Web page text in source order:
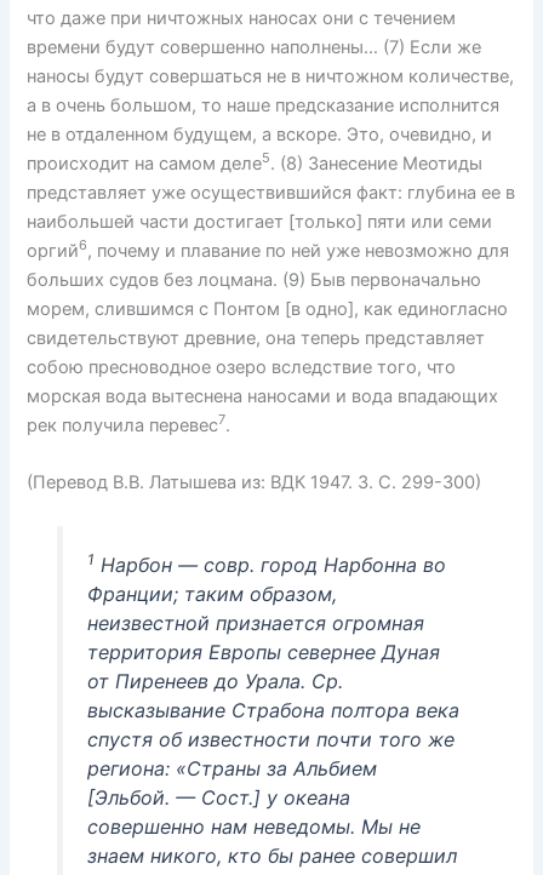
что даже при ничтожных наносах они с течением
времени будут совершенно наполнены… (7) Если же
наносы будут совершаться не в ничтожном количестве,
а в очень большом, то наше предсказание исполнится
не в отдаленном будущем, а вскоре. Это, очевидно, и
происходит на самом деле5. (8) Занесение Меотиды
представляет уже осуществившийся факт: глубина ее в
наибольшей части достигает [только] пяти или семи
оргий6, почему и плавание по ней уже невозможно для
больших судов без лоцмана. (9) Быв первоначально
морем, слившимся с Понтом [в одно], как единогласно
свидетельствуют древние, она теперь представляет
собою пресноводное озеро вследствие того, что
морская вода вытеснена наносами и вода впадающих
рек получила перевес7.
(Перевод В.В. Латышева из: ВДК 1947. 3. С. 299-300)
1 Нарбон — совр. город Нарбонна во
Франции; таким образом,
неизвестной признается огромная
территория Европы севернее Дуная
от Пиренеев до Урала. Ср.
высказывание Страбона полтора века
спустя об известности почти того же
региона: «Страны за Альбием
[Эльбой. — Сост.] у океана
совершенно нам неведомы. Мы не
знаем никого, кто бы ранее совершил